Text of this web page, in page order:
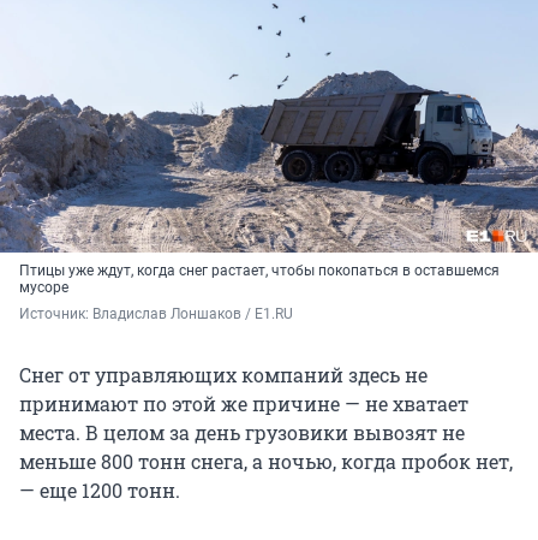
Птицы уже ждут, когда снег растает, чтобы покопаться в оставшемся
мусоре
Источник: Владислав Лоншаков / E1.RU
Снег от управляющих компаний здесь не
принимают по этой же причине — не хватает
места. В целом за день грузовики вывозят не
меньше 800 тонн снега, а ночью, когда пробок нет,
— еще 1200 тонн.